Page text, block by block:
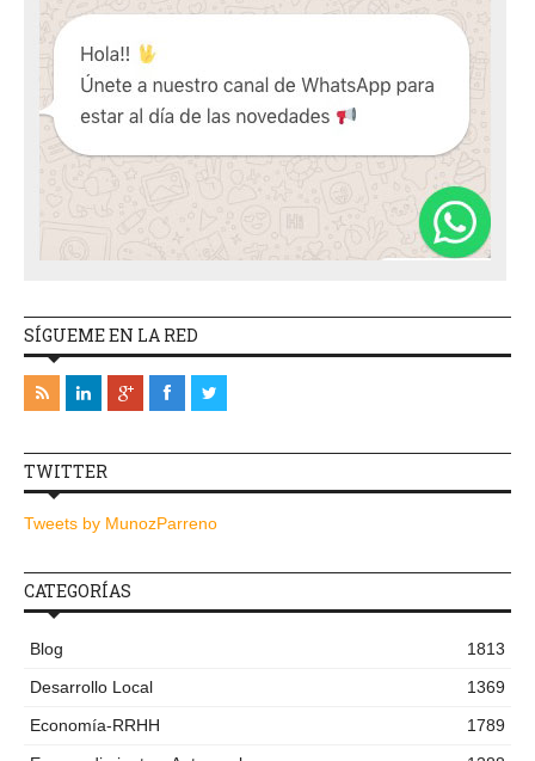
SÍGUEME EN LA RED
TWITTER
Tweets by MunozParreno
CATEGORÍAS
Blog
1813
Desarrollo Local
1369
Economía-RRHH
1789